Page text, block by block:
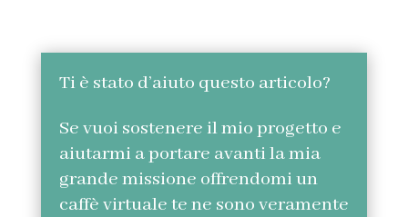
Ti è stato d’aiuto questo articolo?
Se vuoi sostenere il mio progetto e
aiutarmi a portare avanti la mia
grande missione offrendomi un
caffè virtuale te ne sono veramente